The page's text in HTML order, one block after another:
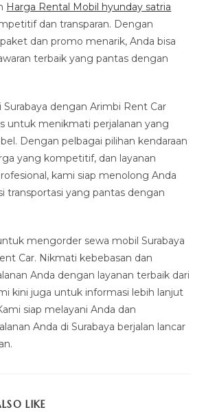
Harga Rental Mobil hyunday satria
dan transparan. Dengan
dan promo menarik, Anda bisa
terbaik yang pantas dengan
dengan Arimbi Rent Car
untuk menikmati perjalanan yang
Dengan pelbagai pilihan kendaraan
yang kompetitif, dan layanan
kami siap menolong Anda
transportasi yang pantas dengan
mengorder sewa mobil Surabaya
Car. Nikmati kebebasan dan
Anda dengan layanan terbaik dari
kini juga untuk informasi lebih lanjut
siap melayani Anda dan
Anda di Surabaya berjalan lancar
LIKE